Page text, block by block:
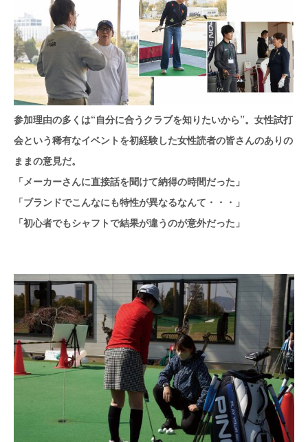
参加理由の多くは“自分に合うクラブを知りたいから”。女性試打
会という稀有なイベントを初経験した女性読者の皆さんのありの
ままの意見だ。
「メーカーさんに直接話を聞けて納得の時間だった」
「ブランドでこんなにも特性が異なるなんて・・・」
「初心者でもシャフトで結果が違うのが意外だった」